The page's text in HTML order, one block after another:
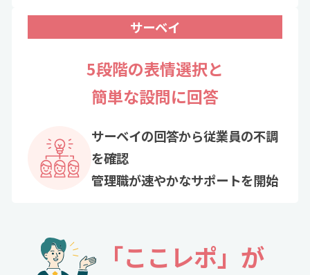
サーベイ
5段階の表情選択と
簡単な設問に回答
サーベイの回答から従業員の不調
を確認
管理職が速やかなサポートを開始
「ここレポ」が